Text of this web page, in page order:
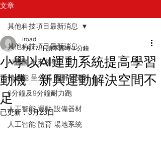
文章
其他科技項目最新消息
AI體育 未來趨勢
體適能 呈分試 應用AI技術
6分鐘及9分鐘耐力跑
人工智能 運動 設備器材
人工智能 體育 場地系統
其他科技項目最新消息
小學以AI運動系統提高學習
動機 新興運動解決空間不
足
iroad
3月17日 讀畢需時 3 分鐘
已更新：3月23日